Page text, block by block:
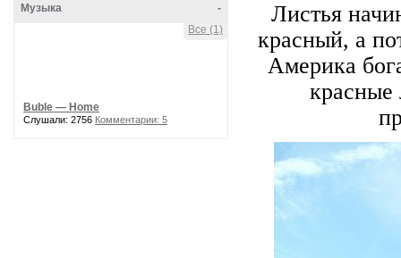
-
Музыка
Все (1)
Buble — Home
Слушали: 2756 Комментарии: 5
Листья
красный, а
Америка
красные